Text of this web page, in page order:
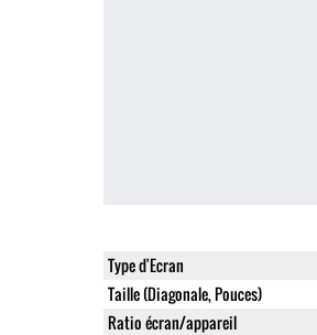
Type d'Ecran
Taille (Diagonale, Pouces)
Ratio écran/appareil